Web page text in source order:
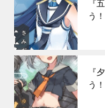
う！
『
う！